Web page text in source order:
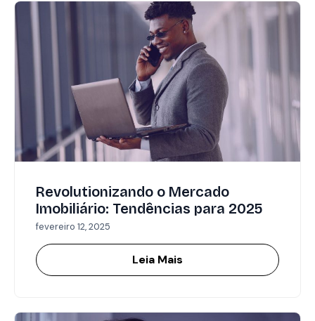
Revolutionizando o Mercado
Imobiliário: Tendências para 2025
fevereiro 12, 2025
Leia Mais